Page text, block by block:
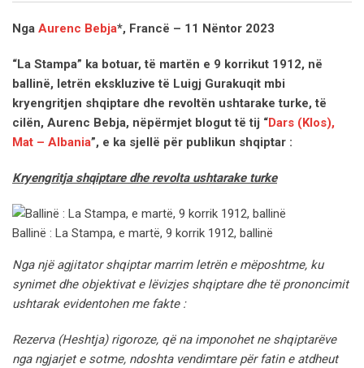
Nga Aurenc Bebja*, Francë – 11 Nëntor 2023
“La Stampa” ka botuar, të martën e 9 korrikut 1912, në
ballinë, letrën ekskluzive të Luigj Gurakuqit mbi
kryengritjen shqiptare dhe revoltën ushtarake turke, të
cilën, Aurenc Bebja, nëpërmjet blogut të tij “Dars (Klos),
Mat – Albania”, e ka sjellë për publikun shqiptar :
Kryengritja shqiptare dhe revolta ushtarake turke
Ballinë : La Stampa, e martë, 9 korrik 1912, ballinë
Nga një agjitator shqiptar marrim letrën e mëposhtme, ku
synimet dhe objektivat e lëvizjes shqiptare dhe të prononcimit
ushtarak evidentohen me fakte :
Rezerva (Heshtja) rigoroze, që na imponohet ne shqiptarëve
nga ngjarjet e sotme, ndoshta vendimtare për fatin e atdheut